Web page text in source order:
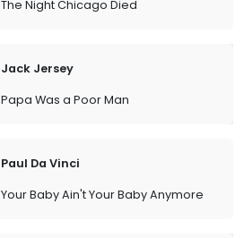
The Night Chicago Died
Jack Jersey
Papa Was a Poor Man
Paul Da Vinci
Your Baby Ain't Your Baby Anymore